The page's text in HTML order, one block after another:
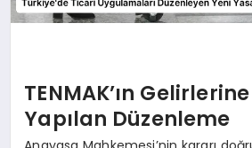
TENMAK’ın
Yapılan Düzenleme